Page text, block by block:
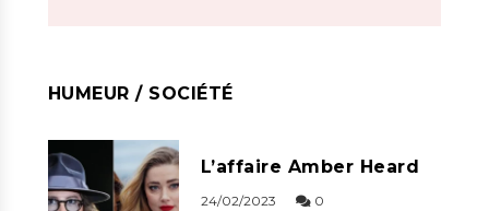
HUMEUR / SOCIÉTÉ
L’affaire Amber Heard
24/02/2023 0